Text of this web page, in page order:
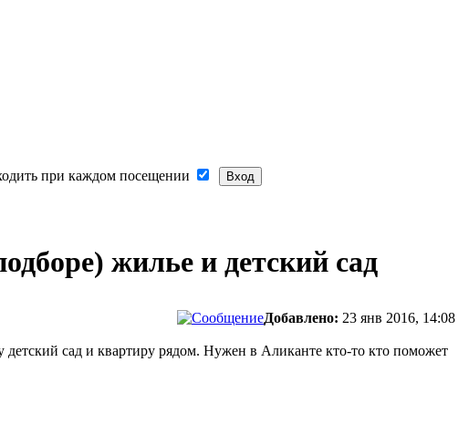
при каждом посещении
жилье и детский сад
Добавлено: 23 янв 2016, 14:08
сад и квартиру рядом. Нужен в Аликанте кто-то кто поможет